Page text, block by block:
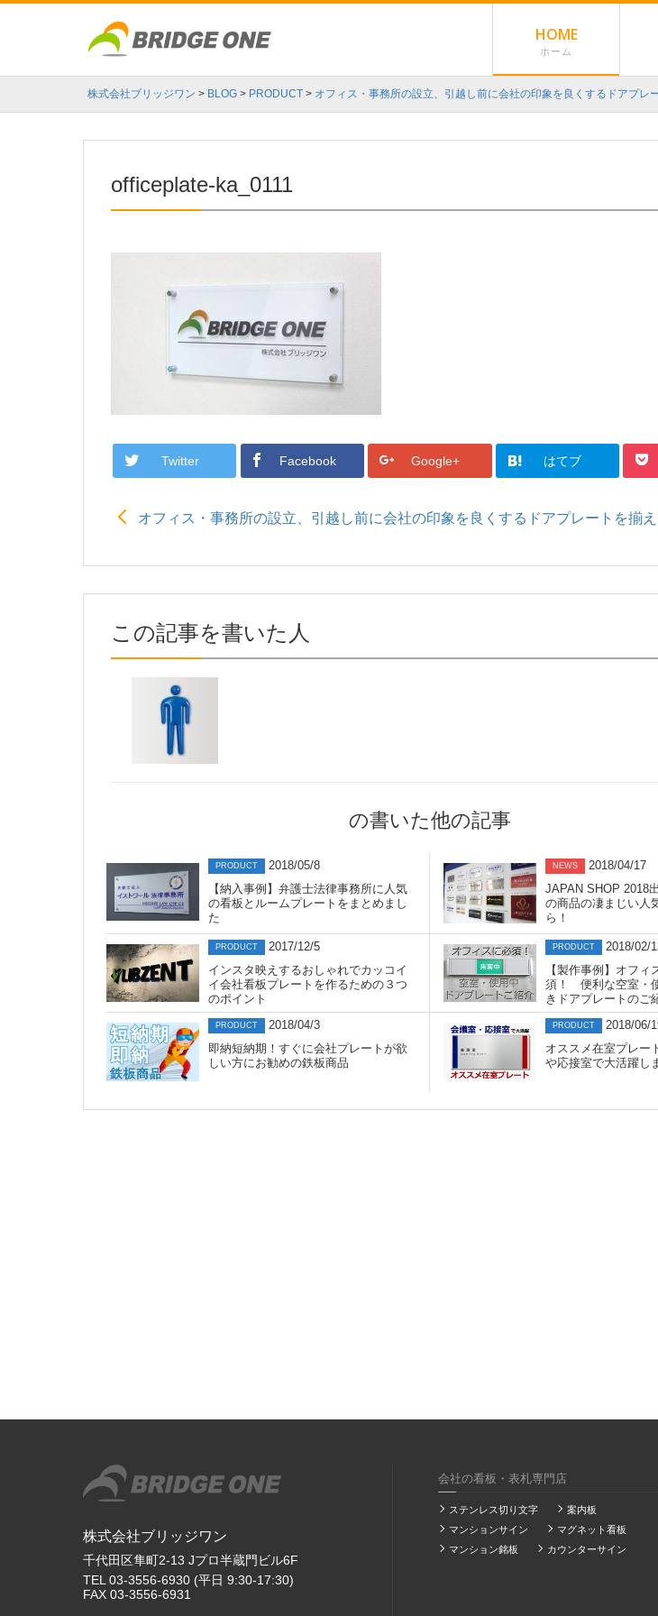
HOME
ホーム
株式会社ブリッジワン > BLOG > PRODUCT > オフィス・事務所の設立、引越し前に会社の印象を良くするドアプレ
officeplate-ka_0111
Twitter Facebook Google+ はてブ
オフィス・事務所の設立、引越し前に会社の印象を良くするドアプレートを揃え
この記事を書いた人
の書いた他の記事
PRODUCT
2018/05/8
【納入事例】弁護士法律事務所に人気
の看板とルームプレートをまとめまし
た
NEWS
2018/04/17
JAPAN SHOP 2018
の商品の凄まじい人
ら！
PRODUCT
2017/12/5
インスタ映えするおしゃれでカッコイ
イ会社看板プレートを作るための３つ
のポイント
PRODUCT
2018/02/
【製作事例】オフィ
須！ 便利な空室・
きドアプレートのご
PRODUCT
2018/04/3
即納短納期！すぐに会社プレートが欲
しい方にお勧めの鉄板商品
PRODUCT
2018/06/
オススメ在室プレー
や応接室で大活躍し
株式会社ブリッジワン
千代田区隼町2-13 Jプロ半蔵門ビル6F
TEL 03-3556-6930 (平日 9:30-17:30)
FAX 03-3556-6931
会社の看板・表札専門店
ステンレス切り文字
案内板
マンションサイン
マグネット看板
マンション銘板
カウンターサイン